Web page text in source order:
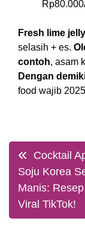
Fresh lime
selasih + es.
contoh, asam
Dengan
food wajib
Post
navigation
Cocktail
Soju Korea
Manis:
Viral TikTok!